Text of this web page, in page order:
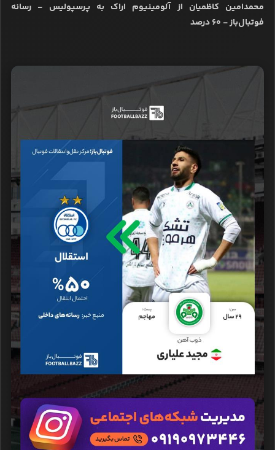
محمدامین کاظمیان از آلومینیوم اراک به پرسپولیس - رسانه
فوتبال‌باز - ۶۰ درصد